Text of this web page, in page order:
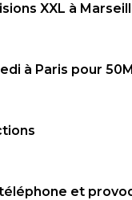
XXL à
à Paris pour
téléphone et